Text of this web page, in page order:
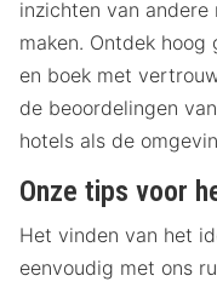
inzichten van
maken. Ontdek
en boek met
de beoordelingen
hotels als de
Onze tips voor
Het vinden van het
eenvoudig met ons